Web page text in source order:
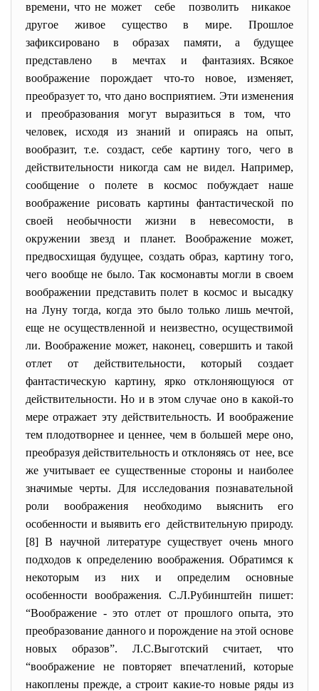
времени, что не может себе позволить никакое
другое живое существо в мире. Прошлое
зафиксировано в образах памяти, а будущее
представлено в мечтах и фантазиях. Всякое
воображение порождает что-то новое, изменяет,
преобразует то, что дано восприятием. Эти изменения
и преобразования могут выразиться в том, что
человек, исходя из знаний и опираясь на опыт,
вообразит, т.е. создаст, себе картину того, чего в
действительности никогда сам не видел. Например,
сообщение о полете в космос побуждает наше
воображение рисовать картины фантастической по
своей необычности жизни в невесомости, в
окружении звезд и планет. Воображение может,
предвосхищая будущее, создать образ, картину того,
чего вообще не было. Так космонавты могли в своем
воображении представить полет в космос и высадку
на Луну тогда, когда это было только лишь мечтой,
еще не осуществленной и неизвестно, осуществимой
ли. Воображение может, наконец, совершить и такой
отлет от действительности, который создает
фантастическую картину, ярко отклоняющуюся от
действительности. Но и в этом случае оно в какой-то
мере отражает эту действительность. И воображение
тем плодотворнее и ценнее, чем в большей мере оно,
преобразуя действительность и отклоняясь от нее, все
же учитывает ее существенные стороны и наиболее
значимые черты. Для исследования познавательной
роли воображения необходимо выяснить его
особенности и выявить его действительную природу.
[8] В научной литературе существует очень много
подходов к определению воображения. Обратимся к
некоторым из них и определим основные
особенности воображения. С.Л.Рубинштейн пишет:
“Воображение - это отлет от прошлого опыта, это
преобразование данного и порождение на этой основе
новых образов”. Л.С.Выготский считает, что
“воображение не повторяет впечатлений, которые
накоплены прежде, а строит какие-то новые ряды из